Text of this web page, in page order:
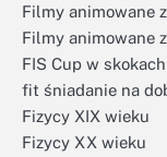
Filmy animowane
Filmy animowane
FIS Cup w
fit śniadanie na
Fizycy XIX wieku
Fizycy XX wieku